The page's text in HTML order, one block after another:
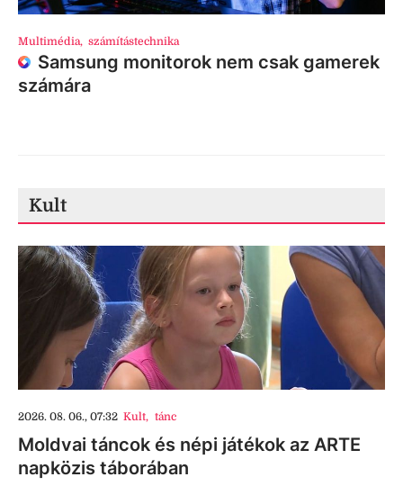
Multimédia, számítástechnika
Samsung monitorok nem csak gamerek
számára
Kult
2026. 08. 06., 07:32 Kult, tánc
Moldvai táncok és népi játékok az ARTE
napközis táborában